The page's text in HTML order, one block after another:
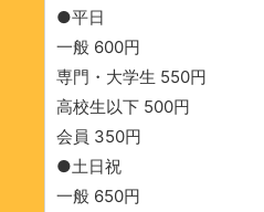
●平日
一般 600円
専門・大学生 550円
高校生以下 500円
会員 350円
●土日祝
一般 650円